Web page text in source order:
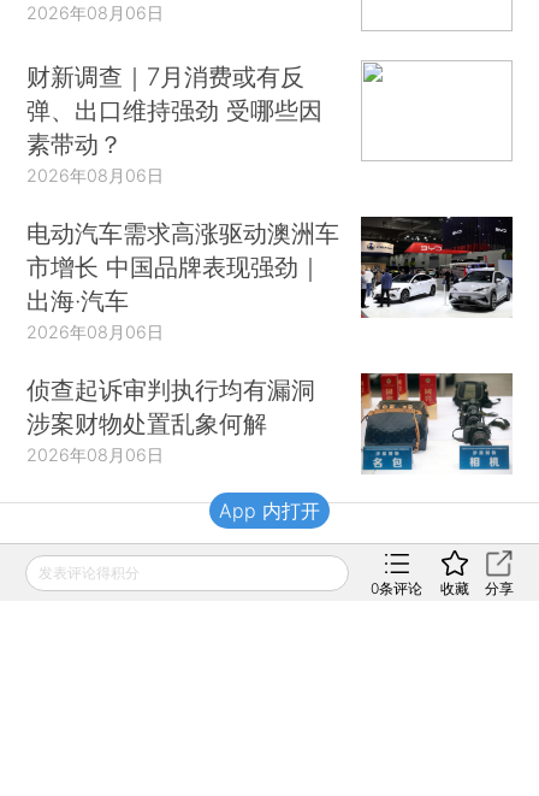
2026年08月06日
财新调查｜7月消费或有反
弹、出口维持强劲 受哪些因
素带动？
2026年08月06日
电动汽车需求高涨驱动澳洲车
市增长 中国品牌表现强劲｜
出海·汽车
2026年08月06日
侦查起诉审判执行均有漏洞
涉案财物处置乱象何解
2026年08月06日
财新移动
发表评论得积分
0条评论 收藏 分享
App 内打开